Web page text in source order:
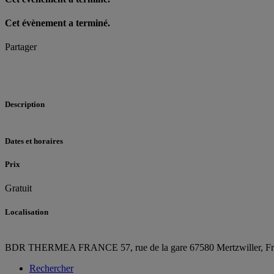
Cet évènement a terminé.
Partager
Description
Dates et horaires
Prix
Gratuit
Localisation
BDR THERMEA FRANCE 57, rue de la gare 67580 Mertzwiller,
Rechercher